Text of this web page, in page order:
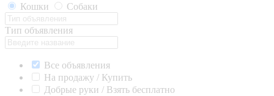
Кошки
Собаки
Тип объявления
Все объявления
На продажу / Купить
Добрые руки / Взять бесплатно